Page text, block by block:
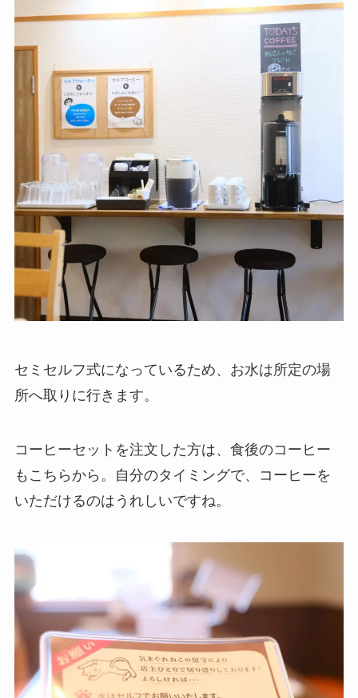
セミセルフ式になっているため、お水は所定の場
所へ取りに行きます。
コーヒーセットを注文した方は、食後のコーヒー
もこちらから。自分のタイミングで、コーヒーを
いただけるのはうれしいですね。